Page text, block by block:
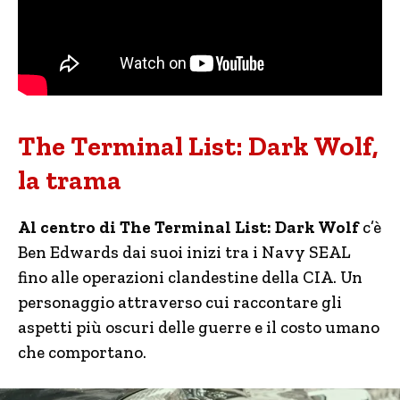
The Terminal List: Dark Wolf,
la trama
Al centro di The Terminal List: Dark Wolfc’è
Ben Edwards dai suoi inizi tra i Navy SEAL
fino alle operazioni clandestine della CIA. Un
personaggio attraverso cui raccontare gli
aspetti più oscuri delle guerre e il costo umano
che comportano.